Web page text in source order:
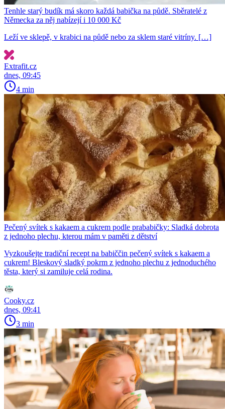
Tenhle starý budík má skoro každá babička na půdě. Sběratelé z
Německa za něj nabízejí i 10 000 Kč
Leží ve sklepě, v krabici na půdě nebo za sklem staré vitríny. […]
Extrafit.cz
dnes, 09:45
4 min
Pečený svítek s kakaem a cukrem podle prababičky: Sladká dobrota
z jednoho plechu, kterou mám v paměti z dětství
Vyzkoušejte tradiční recept na babiččin pečený svítek s kakaem a
cukrem! Bleskový sladký pokrm z jednoho plechu z jednoduchého
těsta, který si zamiluje celá rodina.
Cooky.cz
dnes, 09:41
3 min